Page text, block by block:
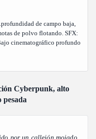
de campo baja,
de polvo flotando. SFX:
cinematográfico profundo
Cyberpunk, alto
pesada